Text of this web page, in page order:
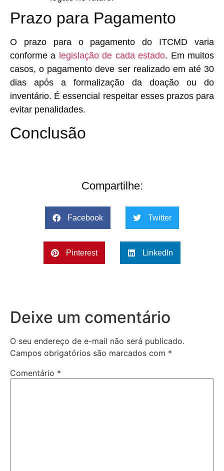
Prazo para Pagamento
O prazo para o pagamento do ITCMD varia
conforme a legislação de cada estado. Em muitos
casos, o pagamento deve ser realizado em até 30
dias após a formalização da doação ou do
inventário. É essencial respeitar esses prazos para
evitar penalidades.
Conclusão
Compartilhe:
Facebook Twitter
Pinterest LinkedIn
Deixe um comentário
O seu endereço de e-mail não será publicado.
Campos obrigatórios são marcados com *
Comentário *